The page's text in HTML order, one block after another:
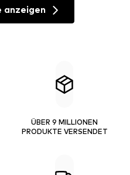
anzeigen
ÜBER 9 MILLIONEN
PRODUKTE VERSENDET